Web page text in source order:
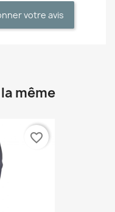
votre avis
même
favorite_border